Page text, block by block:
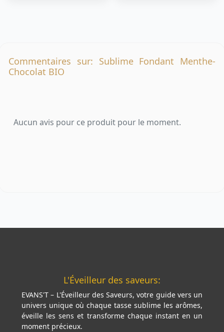
Commentaires sur: Sublime Fondant Menthe-
Chocolat BIO
Aucun avis pour ce produit pour le moment.
L'Éveilleur des saveurs:
EVANS'T – L'Éveilleur des Saveurs, votre guide vers un
univers unique où chaque tasse sublime les arômes,
éveille les sens et transforme chaque instant en un
moment précieux.